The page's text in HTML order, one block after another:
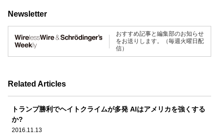
Newsletter
おすすめ記事と編集部のお知らせ
をお送りします。（毎週火曜日配
信）
Related Articles
トランプ勝利でヘイトクライムが多発 AIはアメリカを強くする
か?
2016.11.13